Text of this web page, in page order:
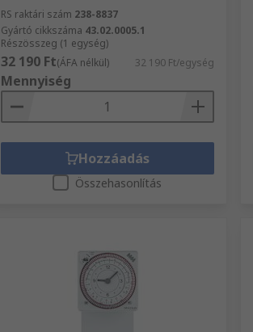
RS raktári szám 238-8837
Gyártó cikkszáma 43.02.0005.1
Részösszeg (1 egység)
32 190 Ft(ÁFA nélkül) 32 190 Ft/egység
Mennyiség
Hozzáadás
Összehasonlítás